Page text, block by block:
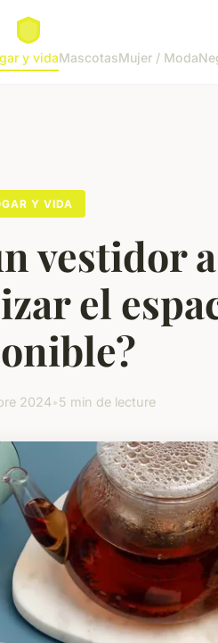
y vidaMascotasMujer / Moda
Y VIDA
vestidor
el
2024•5 min de lecture